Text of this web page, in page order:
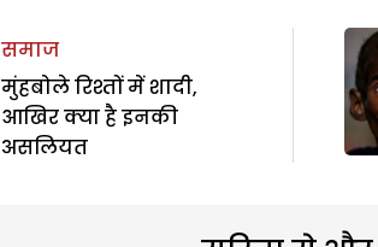
समाज
मुंहबोले रिश्तों में शादी,
आखिर क्या है इनकी
असलियत